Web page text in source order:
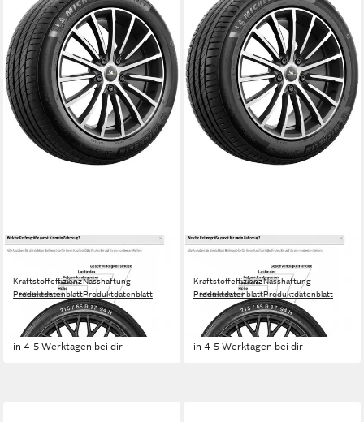
MICHELIN
Sommerreifen MICHELIN
Kraftstoffeffizienz
Produktdatenblatt
Nasshaftung
Produktdatenblatt
ab 234,99 € UVP246,99 €
-5%
in 4-5 Werktagen bei dir
MICHELIN
Sommerreifen MICHELIN
Kraftstoffeffizienz
Produktdatenblatt
Nasshaftung
Produktdatenblatt
ab 229,99 € UVP243,99 €
-6%
in 4-5 Werktagen bei dir